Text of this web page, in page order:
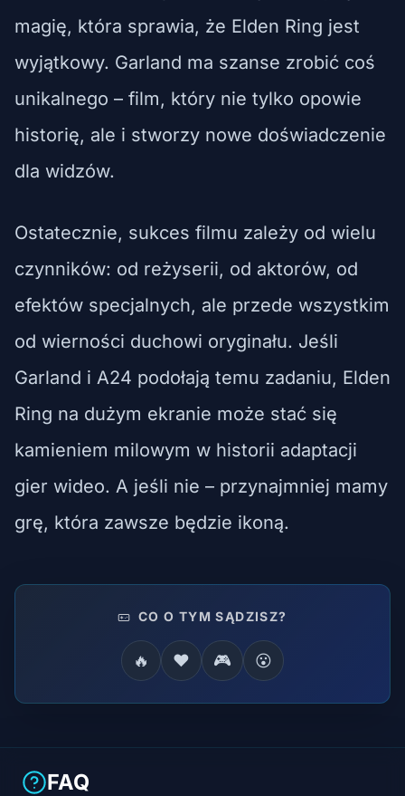
magię, która sprawia, że Elden Ring jest
wyjątkowy. Garland ma szanse zrobić coś
unikalnego – film, który nie tylko opowie
historię, ale i stworzy nowe doświadczenie
dla widzów.
Ostatecznie, sukces filmu zależy od wielu
czynników: od reżyserii, od aktorów, od
efektów specjalnych, ale przede wszystkim
od wierności duchowi oryginału. Jeśli
Garland i A24 podołają temu zadaniu, Elden
Ring na dużym ekranie może stać się
kamieniem milowym w historii adaptacji
gier wideo. A jeśli nie – przynajmniej mamy
grę, która zawsze będzie ikoną.
CO O TYM SĄDZISZ?
🔥 ❤️ 🎮 😮
FAQ